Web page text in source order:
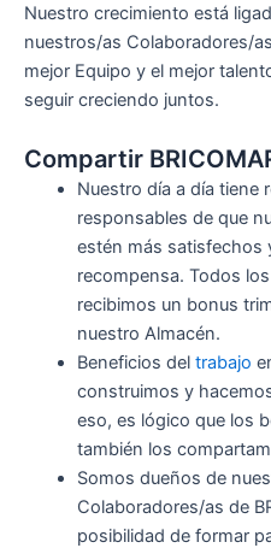
Nuestro crecimiento está
nuestros/as Colaboradores/
mejor Equipo y el mejor
seguir creciendo juntos.
Compartir
Nuestro día a día tiene
responsables de que
estén más satisfechos
recompensa. Todos
recibimos un bonus
nuestro Almacén.
Beneficios del trabajo
construimos y
eso, es lógico que los
también los
Somos dueños de
Colaboradores/as de
posibilidad de formar